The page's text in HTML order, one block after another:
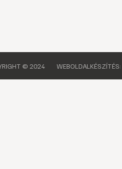
© 2024 WEBOLDALKÉSZÍTÉS: